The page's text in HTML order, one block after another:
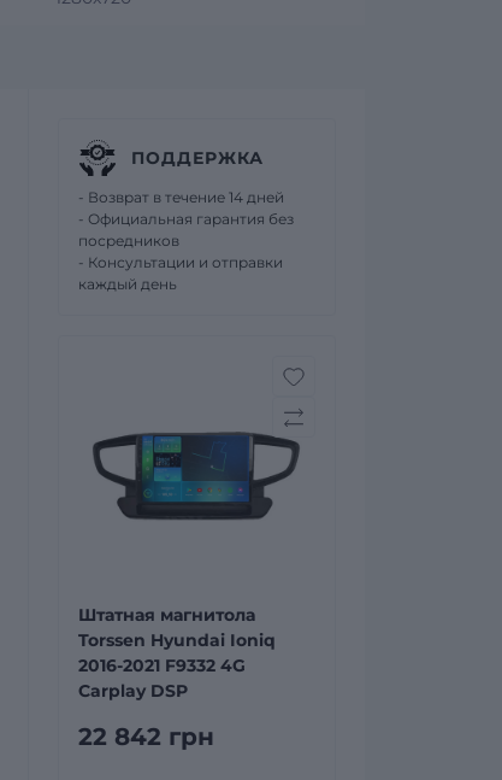
ПОДДЕРЖКА
- Возврат в течение 14 дней
- Официальная гарантия без
посредников
- Консультации и отправки
каждый день
Штатная магнитола
Torssen Hyundai Ioniq
2016-2021 F9332 4G
Carplay DSP
22 842 грн